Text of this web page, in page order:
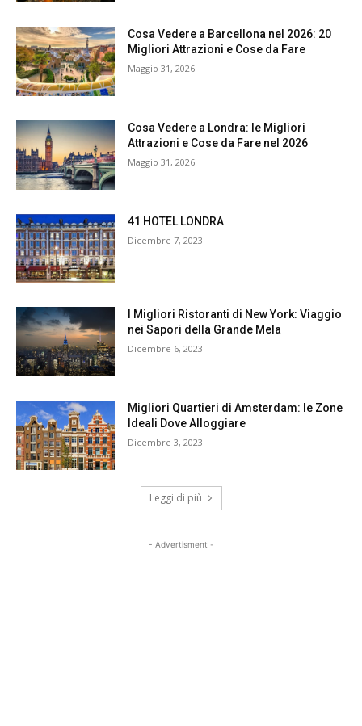
Cosa Vedere a Barcellona nel 2026: 20
Migliori Attrazioni e Cose da Fare
Maggio 31, 2026
Cosa Vedere a Londra: le Migliori
Attrazioni e Cose da Fare nel 2026
Maggio 31, 2026
41 HOTEL LONDRA
Dicembre 7, 2023
I Migliori Ristoranti di New York: Viaggio
nei Sapori della Grande Mela
Dicembre 6, 2023
Migliori Quartieri di Amsterdam: le Zone
Ideali Dove Alloggiare
Dicembre 3, 2023
Leggi di più
- Advertisment -